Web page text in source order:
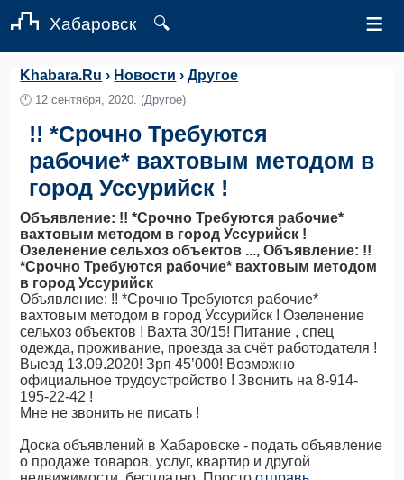
Хабаровск 🔍 ≡
Khabara.Ru › Новости ›Другое
🕛 12 сентября, 2020. (Другое)
!! *Срочно Требуются
рабочие* вахтовым методом в
город Уссурийск !
Объявление: !! *Срочно Требуются рабочие*
вахтовым методом в город Уссурийск !
Озеленение сельхоз объектов ..., Объявление: !!
*Срочно Требуются рабочие* вахтовым методом
в город Уссурийск
Объявление: !! *Срочно Требуются рабочие*
вахтовым методом в город Уссурийск ! Озеленение
сельхоз объектов ! Вахта 30/15! Питание , спец
одежда, проживание, проезда за счёт работодателя !
Выезд 13.09.2020! Зрп 45’000! Возможно
официальное трудоустройство ! Звонить на 8-914-
195-22-42 !
Мне не звонить не писать !
Доска объявлений в Хабаровске - подать объявление
о продаже товаров, услуг, квартир и другой